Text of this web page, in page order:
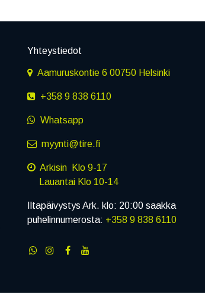
Yhteystiedot
Aamuruskontie 6 00750 Helsinki
+358 9 838 6110
Whatsapp
myynti@tire.fi
Arkisin Klo 9-17
Lauantai Klo 10-14
Iltapäivystys Ark. klo: 20:00 saakka
puhelinnumerosta: +358 9 838 6110